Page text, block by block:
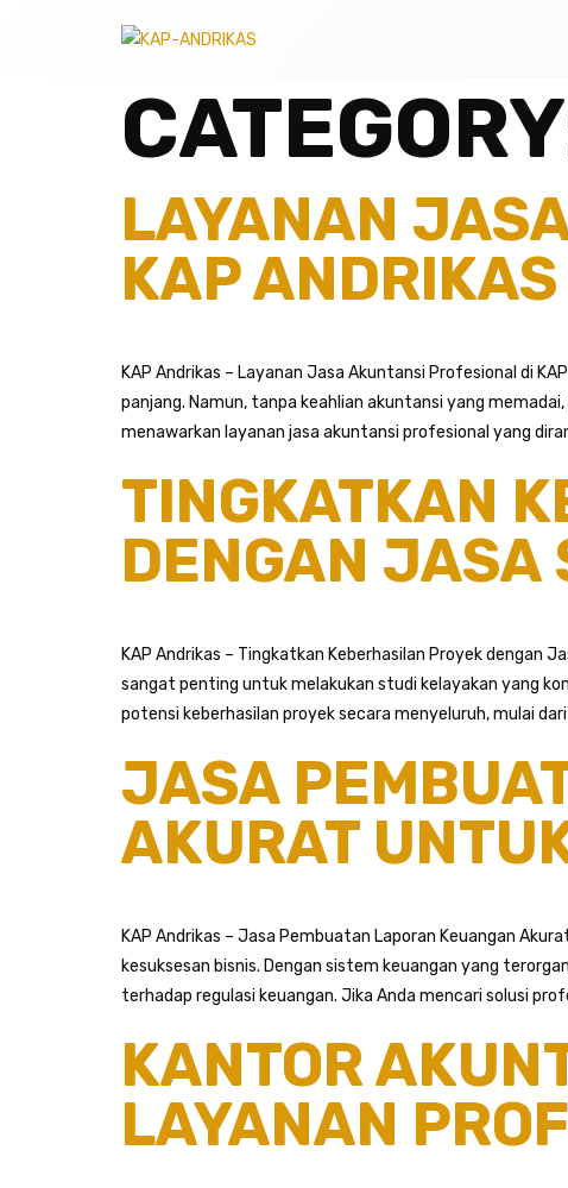
LAYANAN
KAP ANDRIKAS
KAP Andrikas – Layanan Jasa Akuntansi Profesional di
panjang. Namun, tanpa keahlian akuntansi yang
menawarkan layanan jasa akuntansi profesional yang
TINGKATKAN
DENGAN JASA
KAP Andrikas – Tingkatkan Keberhasilan Proyek dengan
sangat penting untuk melakukan studi kelayakan yang
potensi keberhasilan proyek secara menyeluruh, mulai
JASA
AKURAT
KAP Andrikas – Jasa Pembuatan Laporan Keuangan
kesuksesan bisnis. Dengan sistem keuangan yang
terhadap regulasi keuangan. Jika Anda mencari solusi
KANTOR
LAYANAN